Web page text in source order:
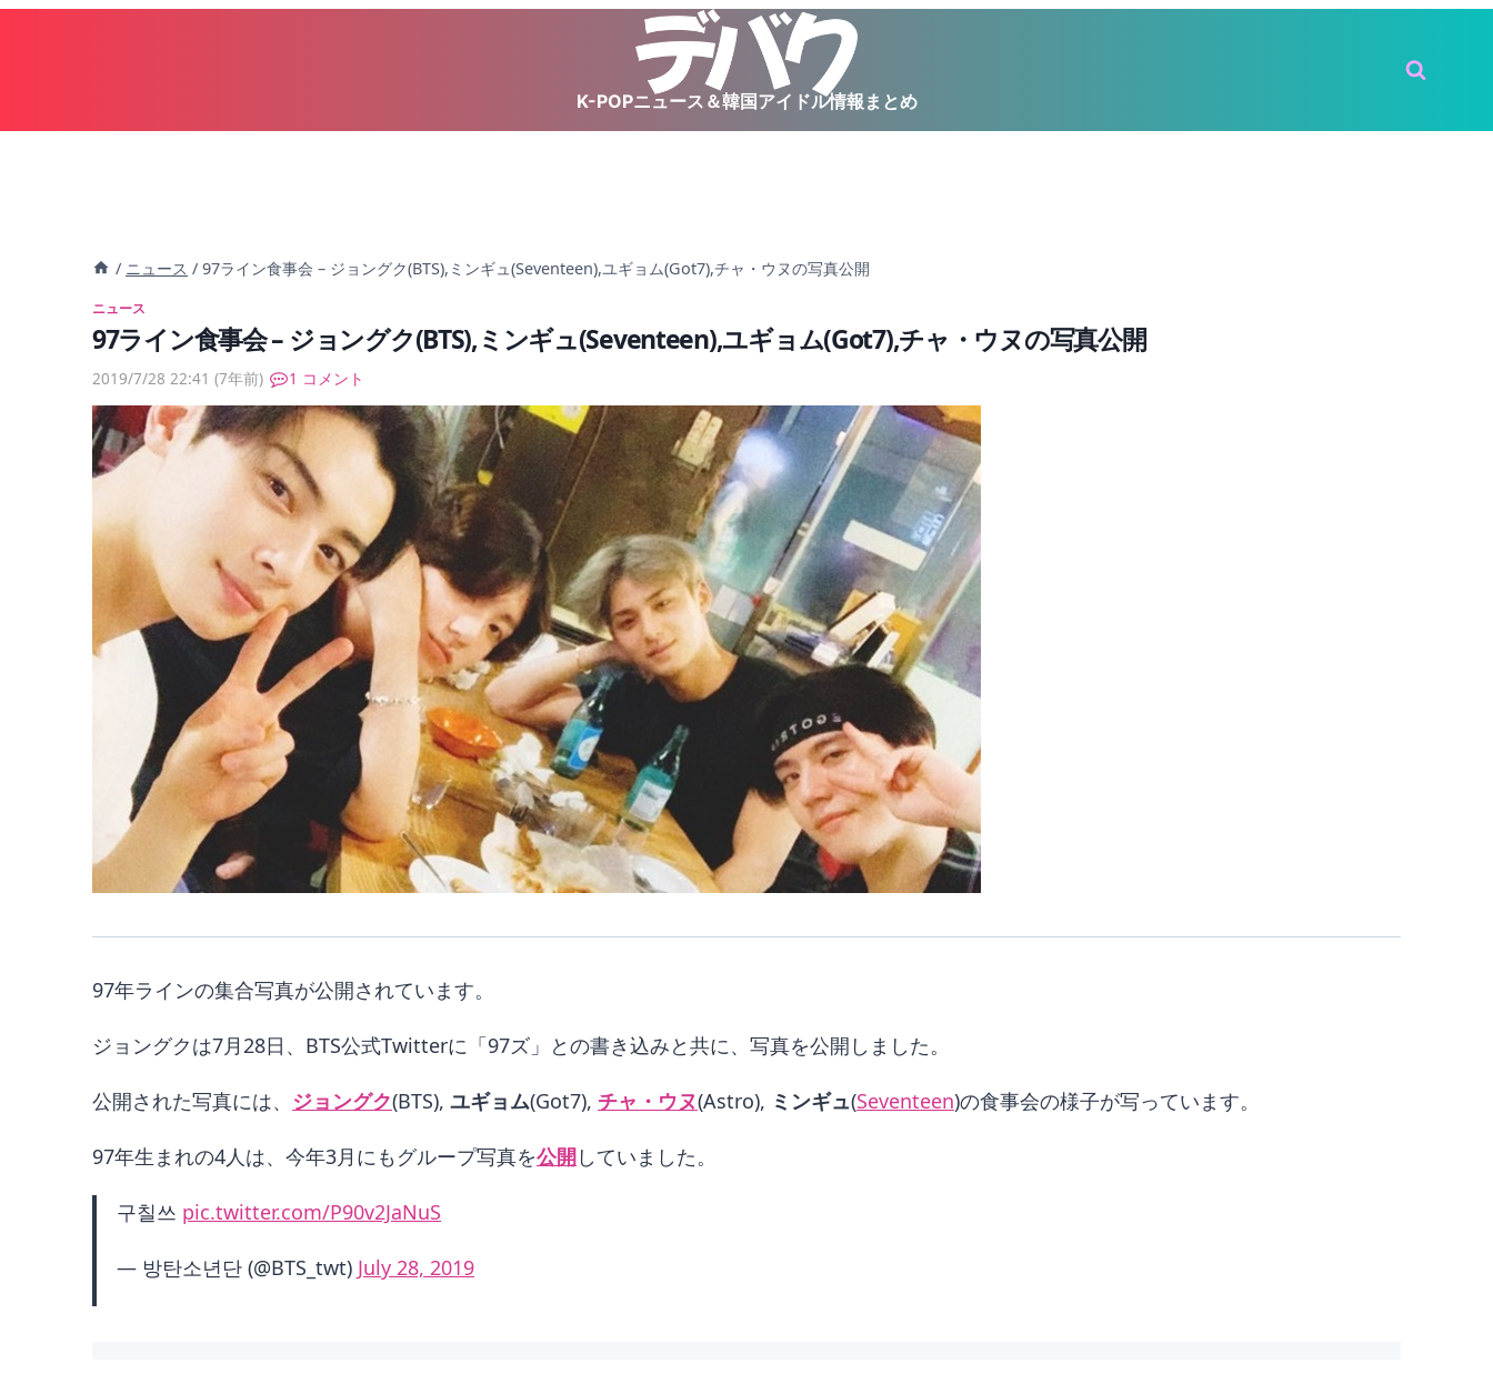
K-POPニュース＆韓国アイドル情報まとめ
/ ニュース / 97ライン食事会 – ジョングク(BTS),ミンギュ(Seventeen),ユギョム(Got7),チャ・ウヌの写真公開
ニュース
97ライン食事会 – ジョングク(BTS),ミンギュ(Seventeen),ユギョム(Got7),チャ・ウヌの写真公開
2019/7/28 22:41 (7年前) 1 コメント
97年ラインの集合写真が公開されています。
ジョングクは7月28日、BTS公式Twitterに「97ズ」との書き込みと共に、写真を公開しました。
公開された写真には、 ジョングク(BTS), ユギョム(Got7), チャ・ウヌ(Astro), ミンギュ(Seventeen)の食事会の様子が写っています。
97年生まれの4人は、今年3月にもグループ写真を公開していました。
구칠쓰 pic.twitter.com/P90v2JaNuS
— 방탄소년단 (@BTS_twt) July 28, 2019